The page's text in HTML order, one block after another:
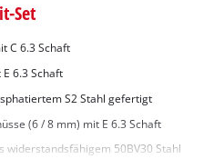
Set
C 6.3 Schaft
6.3 Schaft
S2 Stahl gefertigt
(6 / 8 mm) mit E 6.3 Schaft
widerstandsfähigem 50BV30 Stahl